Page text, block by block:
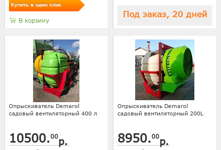
Купить в один клик
В корзину
Под заказ, 20 дней
Опрыскиватель Demarol
садовый вентиляторный 400 л
10500.00р.
Опрыскиватель Demarol
садовый вентиляторный 200L
8950.00р.